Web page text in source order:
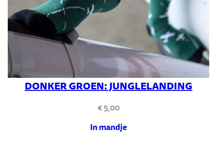
DONKER GROEN: JUNGLELANDING
€5,00
In mandje